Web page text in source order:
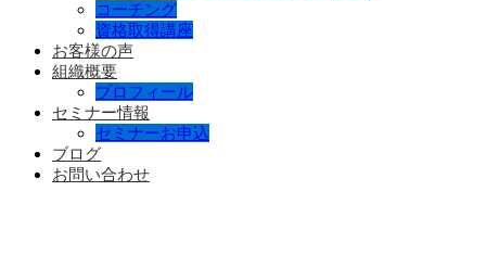
コーチング
資格取得講座
お客様の声
組織概要
プロフィール
セミナー情報
セミナーお申込
ブログ
お問い合わせ